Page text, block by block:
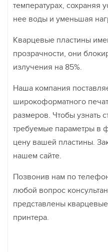
температурах, сохраняя
нее воды и уменьшая
Кварцевые пластины
прозрачности, они
излучения на 85%.
Наша компания
широкоформатного
размеров. Чтобы узнать
требуемые параметры в
цену вашей пластины.
нашем сайте.
Позвонив нам по
любой вопрос
представлены
принтера.